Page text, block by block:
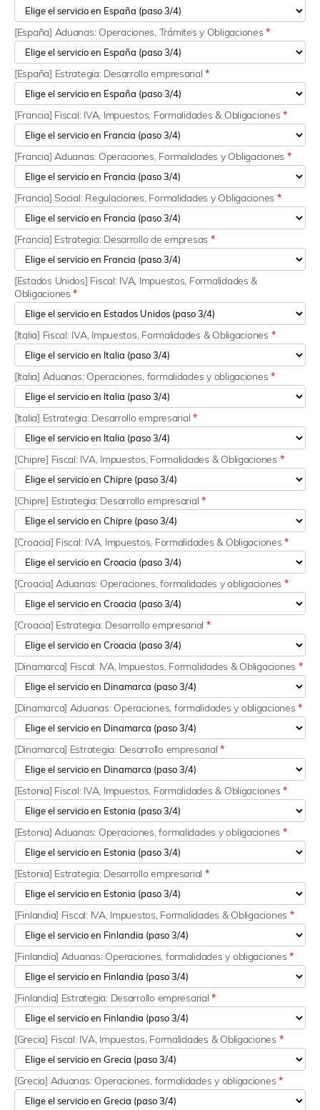
[España] Aduanas: Operaciones, Trámites y Obligaciones*
[España] Estrategia: Desarrollo empresarial*
[Francia] Fiscal: IVA, Impuestos, Formalidades & Obligaciones*
[Francia] Aduanas: Operaciones, Formalidades y Obligaciones *
[Francia] Social: Regulaciones, Formalidades y Obligaciones *
[Francia] Estrategia: Desarrollo de empresas *
[Estados Unidos] Fiscal: IVA, Impuestos, Formalidades &
Obligaciones*
[Italia] Fiscal: IVA, Impuestos, Formalidades & Obligaciones *
[Italia] Aduanas: Operaciones, formalidades y obligaciones*
[Italia] Estrategia: Desarrollo empresarial*
[Chipre] Fiscal: IVA, Impuestos, Formalidades & Obligaciones *
[Chipre] Estrategia: Desarrollo empresarial*
[Croacia] Fiscal: IVA, Impuestos, Formalidades & Obligaciones*
[Croacia] Aduanas: Operaciones, formalidades y obligaciones *
[Croacia] Estrategia: Desarrollo empresarial *
[Dinamarca] Fiscal: IVA, Impuestos, Formalidades & Obligaciones *
[Dinamarca] Aduanas: Operaciones, formalidades y obligaciones*
[Dinamarca] Estrategia: Desarrollo empresarial*
[Estonia] Fiscal: IVA, Impuestos, Formalidades & Obligaciones*
[Estonia] Aduanas: Operaciones, formalidades y obligaciones *
[Estonia] Estrategia: Desarrollo empresarial *
[Finlandia] Fiscal: IVA, Impuestos, Formalidades & Obligaciones *
[Finlandia] Aduanas: Operaciones, formalidades y obligaciones*
[Finlandia] Estrategia: Desarrollo empresarial*
[Grecia] Fiscal: IVA, Impuestos, Formalidades & Obligaciones *
[Grecia] Aduanas: Operaciones, formalidades y obligaciones*